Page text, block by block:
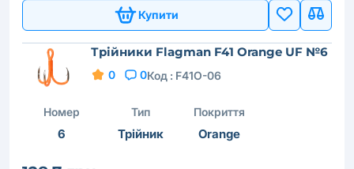
Купити
Трійники Flagman F41 Orange UF №6
0 0Код : F41O-06
Номер
6
Тип
Трійник
Покриття
Orange